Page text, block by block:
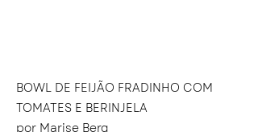
BOWL DE FEIJÃO FRADINHO COM
TOMATES E BERINJELA
por Marise Berg